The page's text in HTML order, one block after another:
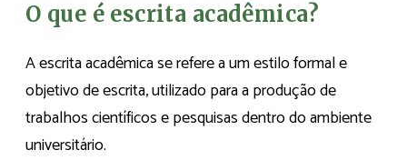
O que é escrita acadêmica?
A escrita acadêmica se refere a um estilo formal e
objetivo de escrita, utilizado para a produção de
trabalhos científicos e pesquisas dentro do ambiente
universitário.